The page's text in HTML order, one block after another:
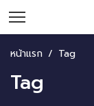
หน้าแรก Tag
Tag